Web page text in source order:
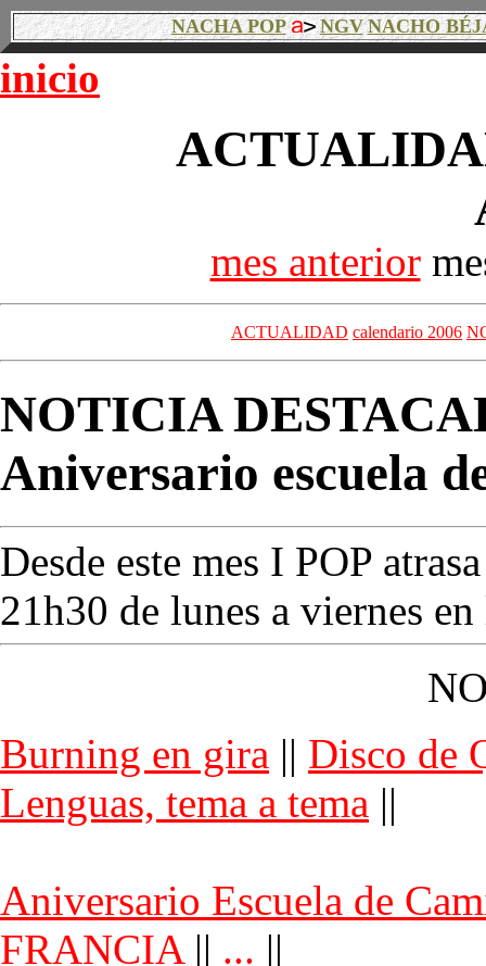
NACHA POP NGV NACHO
inicio
mes anterior
ACTUALIDAD calendario 2006
NOTICIA
Aniversario escuela
Desde este mes I POP
21h30 de lunes a viernes
Burning en gira || Disco de
Lenguas, tema a tema ||
Aniversario Escuela de
FRANCIA|| ... ||